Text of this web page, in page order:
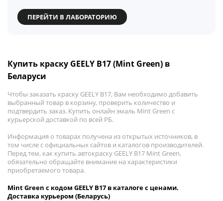
ПЕРЕЙТИ В ЛАБОРАТОРИЮ
Купить краску GEELY B17 (Mint Green) в
Беларуси
Чтобы заказать краску GEELY B17, Вам необходимо добавить
выбранный товар в корзину, проверить количество и
подтвердить заказ. Купить онлайн эмаль Mint Green с
курьерской доставкой по всей РБ.
Информация о товарах получена из открытых источников, в
том числе с официальных сайтов и каталогов производителей.
Перед тем, как купить автокраску GEELY B17 Mint Green,
обязательно обращайте внимание на характеристики
приобретаемого товара.
Mint Green с кодом GEELY B17 в каталоге с ценами.
Доставка курьером (Беларусь)